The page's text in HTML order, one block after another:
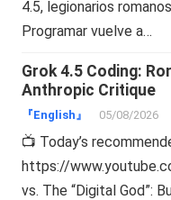
4.5, legionarios
Programar vuelve a…
Grok 4.5 Coding:
Anthropic Critique
『English』 05/08/2026
📺 Today’s
https://
vs. The “Digital God”: